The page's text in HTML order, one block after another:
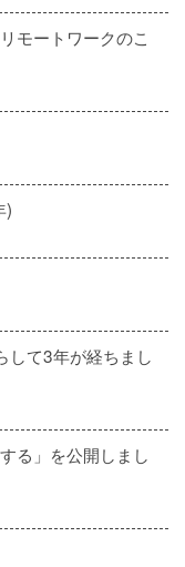
モートワークのこ
)
して3年が経ちまし
る」を公開しまし